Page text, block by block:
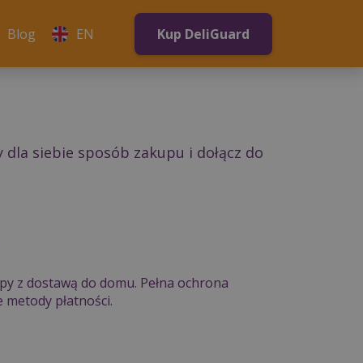
Blog EN Kup DeliGuard
dla siebie sposób zakupu i dołącz do
z dostawą do domu. Pełna ochrona
płatności.